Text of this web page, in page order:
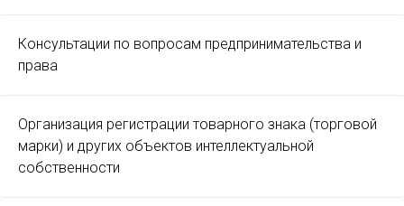
Консультации по вопросам предпринимательства и
права
Организация регистрации товарного знака (торговой
марки) и других объектов интеллектуальной
собственности